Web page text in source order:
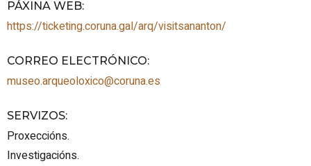
PÁXINA WEB:
https://ticketing.coruna.gal/arq/visitsananton/
CORREO ELECTRÓNICO:
museo.arqueoloxico@coruna.es
SERVIZOS:
Proxeccións.
Investigacións.